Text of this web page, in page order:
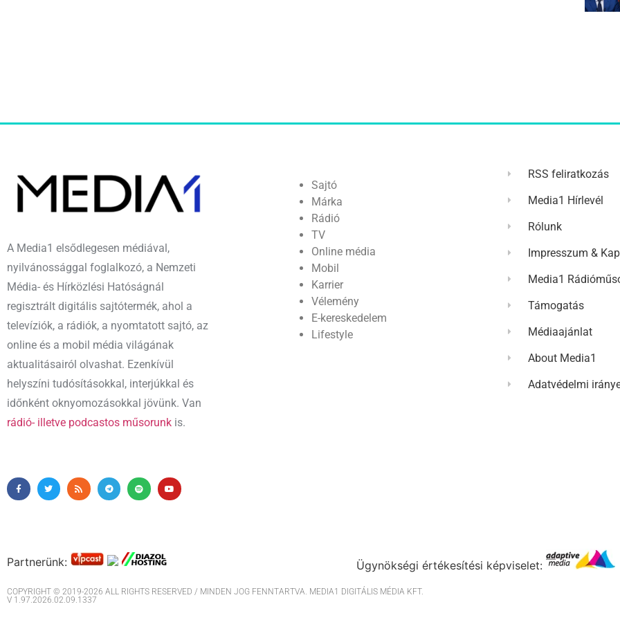
A Media1 elsődlegesen médiával,
nyilvánossággal foglalkozó, a Nemzeti
Média- és Hírközlési Hatóságnál
regisztrált digitális sajtótermék, ahol a
televíziók, a rádiók, a nyomtatott sajtó, az
online és a mobil média világának
aktualitásairól olvashat. Ezenkívül
helyszíni tudósításokkal, interjúkkal és
időnként oknyomozásokkal jövünk. Van
rádió- illetve podcastos műsorunk is.
Sajtó
Márka
Rádió
TV
Online média
Mobil
Karrier
Vélemény
E-kereskedelem
Lifestyle
RSS feliratkozás
Media1 Hírlevél
Rólunk
Impresszum &
Media1
Támogatás
Médiaajánlat
About Media1
Adatvédelmi
Partnerünk: Ügynökségi értékesítési képviselet:
COPYRIGHT © 2019-2026 ALL RIGHTS RESERVED / MINDEN JOG FENNTARTVA. MEDIA1 DIGITÁLIS MÉDIA KFT.
V 1.97.2026.02.09.1337